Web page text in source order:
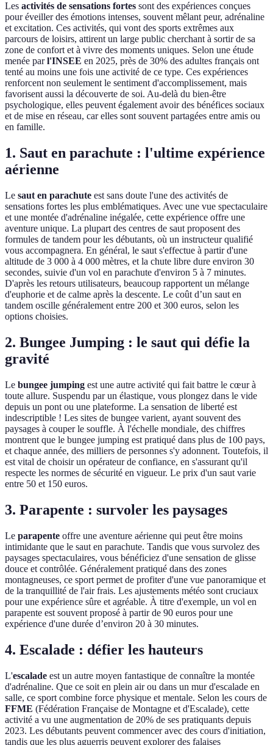
Les activités de sensations fortes sont des expériences conçues
pour éveiller des émotions intenses, souvent mêlant peur, adrénaline
et excitation. Ces activités, qui vont des sports extrêmes aux
parcours de loisirs, attirent un large public cherchant à sortir de sa
zone de confort et à vivre des moments uniques. Selon une étude
menée parl'INSEE en 2025, près de 30% des adultes français ont
tenté au moins une fois une activité de ce type. Ces expériences
renforcent non seulement le sentiment d'accomplissement, mais
favorisent aussi la découverte de soi. Au-delà du bien-être
psychologique, elles peuvent également avoir des bénéfices sociaux
et de mise en réseau, car elles sont souvent partagées entre amis ou
en famille.
1. Saut en parachute : l'ultime expérience
aérienne
Le saut en parachute est sans doute l'une des activités de
sensations fortes les plus emblématiques. Avec une vue spectaculaire
et une montée d'adrénaline inégalée, cette expérience offre une
aventure unique. La plupart des centres de saut proposent des
formules de tandem pour les débutants, où un instructeur qualifié
vous accompagnera. En général, le saut s'effectue à partir d'une
altitude de 3 000 à 4 000 mètres, et la chute libre dure environ 30
secondes, suivie d'un vol en parachute d'environ 5 à 7 minutes.
D'après les retours utilisateurs, beaucoup rapportent un mélange
d'euphorie et de calme après la descente. Le coût d’un saut en
tandem oscille généralement entre 200 et 300 euros, selon les
options choisies.
2. Bungee Jumping : le saut qui défie la
gravité
Le bungee jumping est une autre activité qui fait battre le cœur à
toute allure. Suspendu par un élastique, vous plongez dans le vide
depuis un pont ou une plateforme. La sensation de liberté est
indescriptible ! Les sites de bungee varient, ayant souvent des
paysages à couper le souffle. À l'échelle mondiale, des chiffres
montrent que le bungee jumping est pratiqué dans plus de 100 pays,
et chaque année, des milliers de personnes s'y adonnent. Toutefois, il
est vital de choisir un opérateur de confiance, en s'assurant qu'il
respecte les normes de sécurité en vigueur. Le prix d'un saut varie
entre 50 et 150 euros.
3. Parapente : survoler les paysages
Le parapente offre une aventure aérienne qui peut être moins
intimidante que le saut en parachute. Tandis que vous survolez des
paysages spectaculaires, vous bénéficiez d'une sensation de glisse
douce et contrôlée. Généralement pratiqué dans des zones
montagneuses, ce sport permet de profiter d'une vue panoramique et
de la tranquillité de l'air frais. Les ajustements météo sont cruciaux
pour une expérience sûre et agréable. À titre d'exemple, un vol en
parapente est souvent proposé à partir de 90 euros pour une
expérience d'une durée d’environ 20 à 30 minutes.
4. Escalade : défier les hauteurs
L'escalade est un autre moyen fantastique de connaître la montée
d'adrénaline. Que ce soit en plein air ou dans un mur d'escalade en
salle, ce sport combine force physique et mentale. Selon les cours de
FFME (Fédération Française de Montagne et d'Escalade), cette
activité a vu une augmentation de 20% de ses pratiquants depuis
2023. Les débutants peuvent commencer avec des cours d'initiation,
tandis que les plus aguerris peuvent explorer des falaises